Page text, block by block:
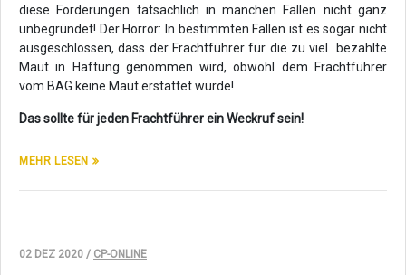
diese Forderungen tatsächlich in manchen Fällen nicht ganz
unbegründet! Der Horror: In bestimmten Fällen ist es sogar nicht
ausgeschlossen, dass der Frachtführer für die zu viel bezahlte
Maut in Haftung genommen wird, obwohl dem Frachtführer
vom BAG keine Maut erstattet wurde!
Das sollte für jeden Frachtführer ein Weckruf sein!
MEHR LESEN
02 DEZ 2020 / CP-ONLINE